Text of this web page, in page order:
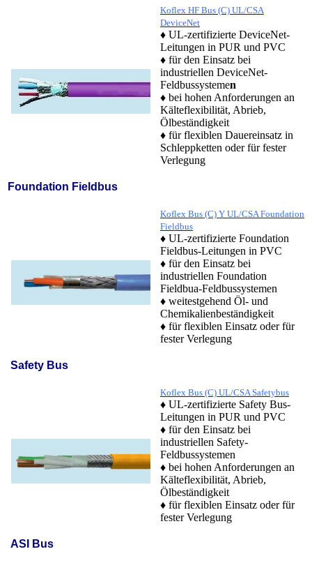
Koflex HF Bus (C) UL/CSA
DeviceNet
♦ UL-zertifizierte DeviceNet-
Leitungen in PUR und PVC
♦ für den Einsatz bei
industriellen DeviceNet-
Feldbussystemen
♦ bei hohen Anforderungen an
Kälteflexibilität, Abrieb,
Ölbeständigkeit
♦ für flexiblen Dauereinsatz in
Schleppketten oder für fester
Verlegung
Foundation Fieldbus
Koflex Bus (C) Y UL/CSA Foundation
Fieldbus
♦ UL-zertifizierte Foundation
Fieldbus-Leitungen in PVC
♦ für den Einsatz bei
industriellen Foundation
Fieldbua-Feldbussystemen
♦ weitestgehend Öl- und
Chemikalienbeständigkeit
♦ für flexiblen Einsatz oder für
fester Verlegung
Safety Bus
Koflex Bus (C) UL/CSA Safetybus
♦ UL-zertifizierte Safety Bus-
Leitungen in PUR und PVC
♦ für den Einsatz bei
industriellen Safety-
Feldbussystemen
♦ bei hohen Anforderungen an
Kälteflexibilität, Abrieb,
Ölbeständigkeit
♦ für flexiblen Einsatz oder für
fester Verlegung
ASI Bus